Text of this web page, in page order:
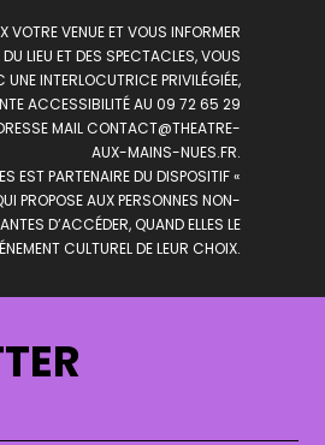
VOTRE VENUE ET VOUS INFORMER
LIEU ET DES SPECTACLES, VOUS
INTERLOCUTRICE PRIVILÉGIÉE,
ACCESSIBILITÉ AU 09 72 65 29
MAILCONTACT@THEATRE-
AUX-MAINS-NUES.FR.
EST PARTENAIRE DU DISPOSITIF «
PROPOSE AUX PERSONNES NON-
D’ACCÉDER, QUAND ELLES LE
CULTUREL DE LEUR CHOIX.